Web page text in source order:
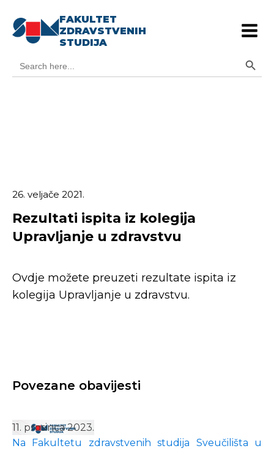
FAKULTET
ZDRAVSTVENIH
STUDIJA
for:
26. veljače 2021.
Rezultati ispita iz kolegija
Upravljanje u zdravstvu
Ovdje možete preuzeti rezultate ispita iz
kolegija Upravljanje u zdravstvu.
Povezane obavijesti
11. prosinca 2023.
Na Fakultetu zdravstvenih studija Sveučilišta u